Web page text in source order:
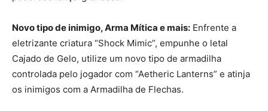
Novo tipo de inimigo, Arma Mítica e mais: Enfrente a
eletrizante criatura “Shock Mimic”, empunhe o letal
Cajado de Gelo, utilize um novo tipo de armadilha
controlada pelo jogador com “Aetheric Lanterns” e atinja
os inimigos com a Armadilha de Flechas.